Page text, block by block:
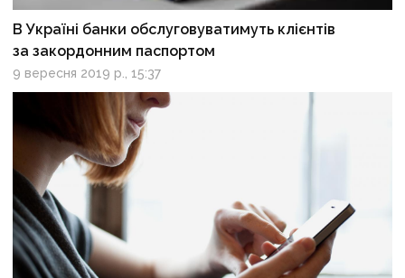
В Україні банки обслуговуватимуть клієнтів
за закордонним паспортом
9 вересня 2019 р., 15:37